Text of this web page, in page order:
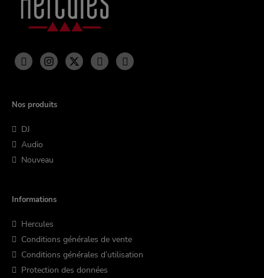
Nos produits
DJ
Audio
Nouveau
Informations
Hercules
Conditions générales de vente
Conditions générales d’utilisation
Protection des données